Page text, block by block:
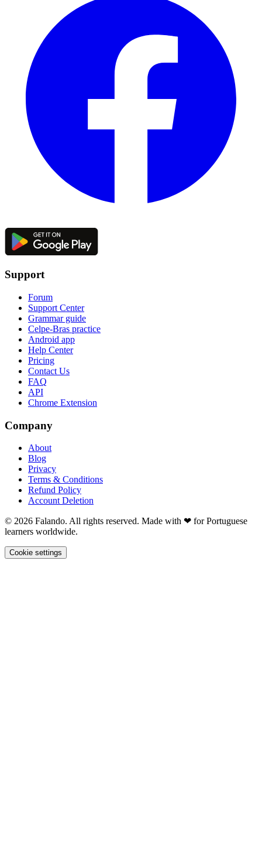
Support
Forum
Support Center
Grammar guide
Celpe-Bras practice
Android app
Help Center
Pricing
Contact Us
FAQ
API
Chrome Extension
Company
About
Blog
Privacy
Terms & Conditions
Refund Policy
Account Deletion
© 2026 Falando. All rights reserved. Made with ❤ for Portuguese
learners worldwide.
Cookie settings